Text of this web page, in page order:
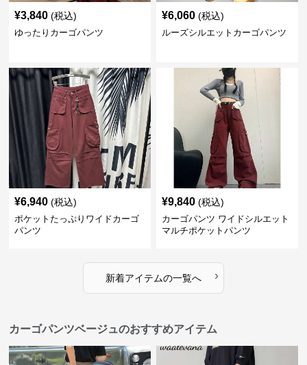
¥3,840 (税込)
ゆったりカーゴパンツ
¥6,060 (税込)
ルーズシルエットカーゴパンツ
¥6,940 (税込)
ポケットたっぷりワイドカーゴ
パンツ
¥9,840 (税込)
カーゴパンツ ワイドシルエット
マルチポケットパンツ
新着アイテムの一覧へ ›
カーゴパンツベージュのおすすめアイテム